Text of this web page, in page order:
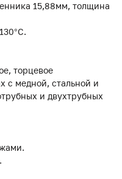
15,88мм, толщина
торцевое
с медной, стальной и
и двухтрубных